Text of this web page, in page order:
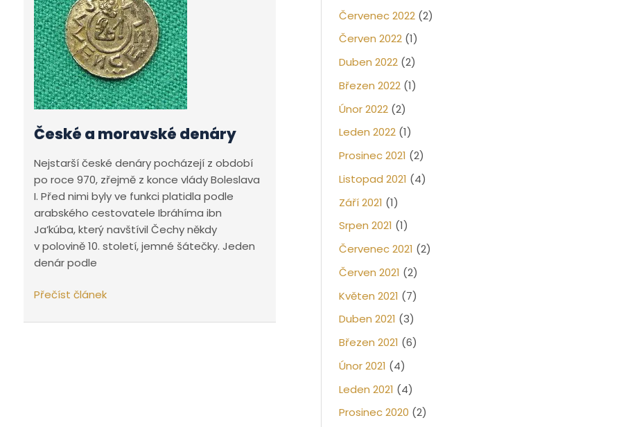
České a moravské denáry
Nejstarší české denáry pocházejí z období
po roce 970, zřejmě z konce vlády Boleslava
I. Před nimi byly ve funkci platidla podle
arabského cestovatele Ibráhíma ibn
Ja’kúba, který navštívil Čechy někdy
v polovině 10. století, jemné šátečky. Jeden
denár podle
České
denáry
Přečíst článek
Červenec 2022 (2)
Červen 2022 (1)
Duben 2022 (2)
Březen 2022 (1)
Únor 2022 (2)
Leden 2022 (1)
Prosinec 2021 (2)
Listopad 2021 (4)
Září 2021 (1)
Srpen 2021 (1)
Červenec 2021 (2)
Červen 2021 (2)
Květen 2021 (7)
Duben 2021 (3)
Březen 2021 (6)
Únor 2021 (4)
Leden 2021 (4)
Prosinec 2020 (2)